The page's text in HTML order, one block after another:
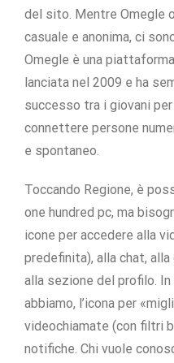
del sito. Mentre Omegle
casuale e anonima, ci
Omegle è una
lanciata nel 2009 e ha
successo tra i giovani
connettere persone
e spontaneo.
Toccando Regione, è
one hundred pc, ma
icone per accedere alla
predefinita), alla chat,
alla sezione del profilo.
abbiamo, l’icona per
videochiamate (con filtri
notifiche. Chi vuole